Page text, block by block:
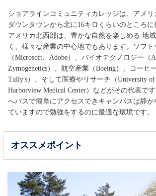
ショアラインコミュニティカレッジは、アメ
ダウンタウンから北に16キロくらいのところに
アメリカ北西部は、豊かな自然を楽しめる 地
く、様々な産業の中心地でもあります。ソフ
（Microsoft、Adobe）、バイオテクノロジー（
Zymogenetics）、航空産業（Boeing）、コーヒー
Tully's）、そして医療やリサーチ（University of
Harborview Medical Center）などがその代表で
へバスで簡単にアクセスできキャンパスは静か
ていますので勉強をするのに最適な環境です。
オススメポイント